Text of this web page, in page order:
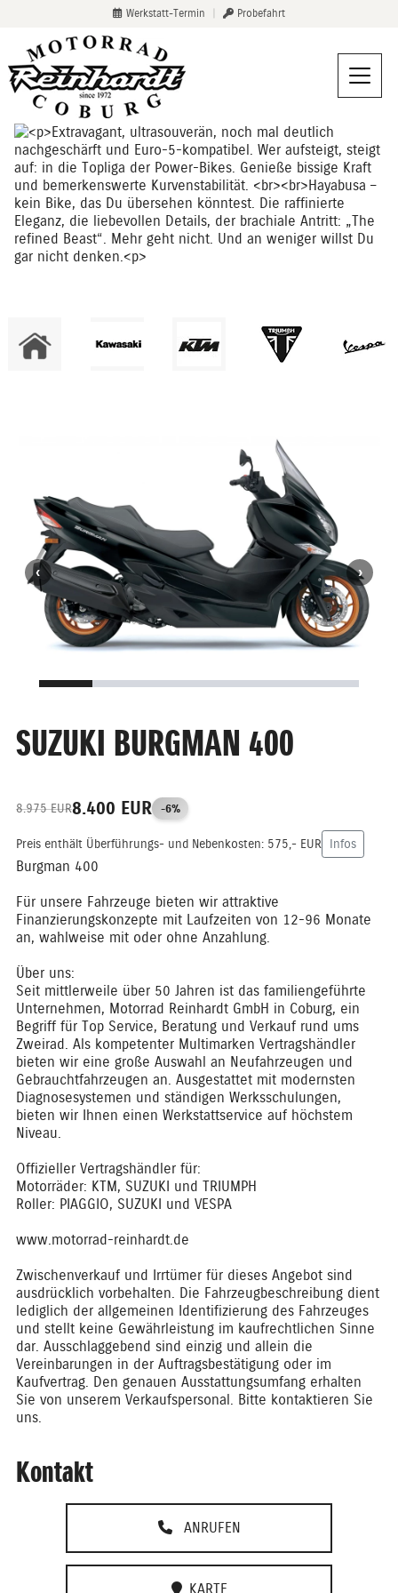
Werkstatt-Termin Probefahrt
SUZUKI BURGMAN 400
8.975 EUR8.400 EUR -6%
Preis enthält Überführungs- und Nebenkosten: 575,- EUR Infos
Burgman 400
Für unsere Fahrzeuge bieten wir attraktive
Finanzierungskonzepte mit Laufzeiten von 12-96 Monate
an, wahlweise mit oder ohne Anzahlung.
Über uns:
Seit mittlerweile über 50 Jahren ist das familiengeführte
Unternehmen, Motorrad Reinhardt GmbH in Coburg, ein
Begriff für Top Service, Beratung und Verkauf rund ums
Zweirad. Als kompetenter Multimarken Vertragshändler
bieten wir eine große Auswahl an Neufahrzeugen und
Gebrauchtfahrzeugen an. Ausgestattet mit modernsten
Diagnosesystemen und ständigen Werksschulungen,
bieten wir Ihnen einen Werkstattservice auf höchstem
Niveau.
Offizieller Vertragshändler für:
Motorräder: KTM, SUZUKI und TRIUMPH
Roller: PIAGGIO, SUZUKI und VESPA
www.motorrad-reinhardt.de
Zwischenverkauf und Irrtümer für dieses Angebot sind
ausdrücklich vorbehalten. Die Fahrzeugbeschreibung dient
lediglich der allgemeinen Identifizierung des Fahrzeuges
und stellt keine Gewährleistung im kaufrechtlichen Sinne
dar. Ausschlaggebend sind einzig und allein die
Vereinbarungen in der Auftragsbestätigung oder im
Kaufvertrag. Den genauen Ausstattungsumfang erhalten
Sie von unserem Verkaufspersonal. Bitte kontaktieren Sie
uns.
Kontakt
ANRUFEN
KARTE